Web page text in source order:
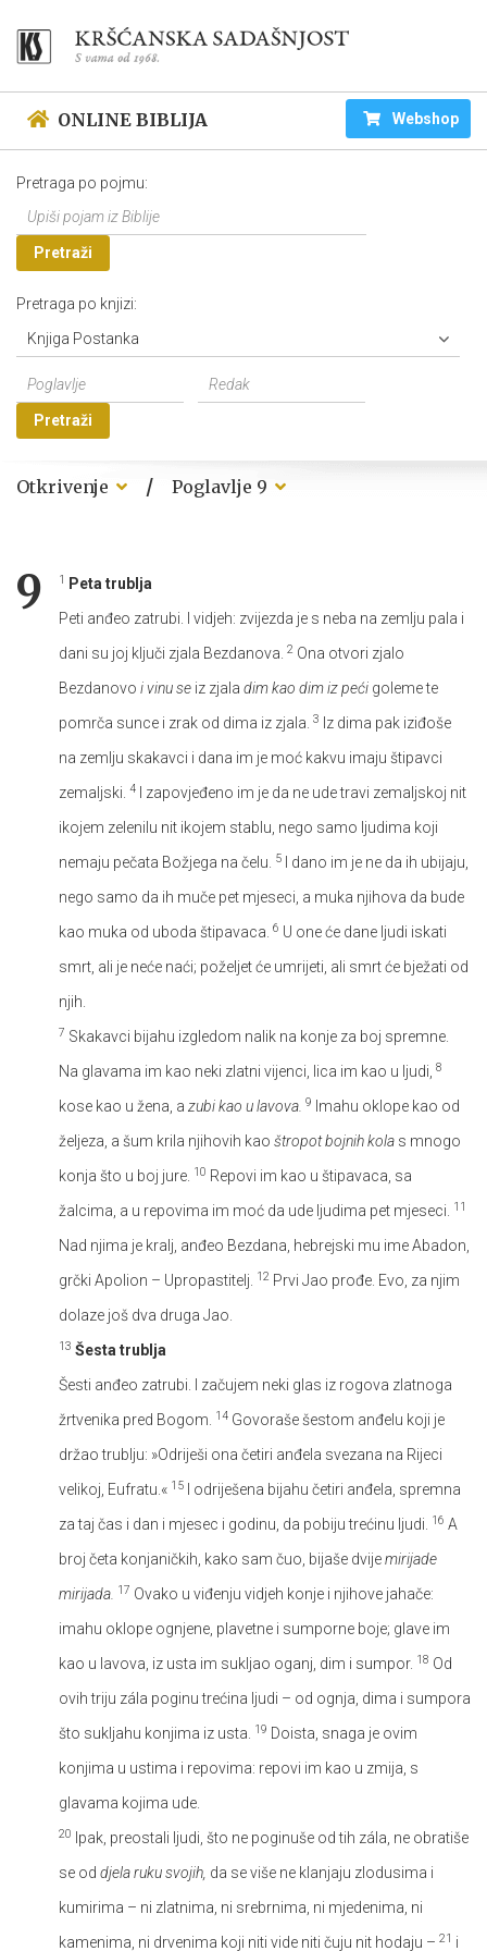
ONLINE BIBLIJA Webshop
Pretraga po pojmu:
Pretraži
Pretraga po knjizi:
Knjiga Postanka
Pretraži
Otkrivenje / Poglavlje 9
9 1
Peta trublja
Peti anđeo zatrubi. I vidjeh: zvijezda je s neba na zemlju pala i
dani su joj ključi zjala Bezdanova. 2 Ona otvori zjalo
Bezdanovo i vinu se iz zjala dim kao dim iz peći goleme te
pomrča sunce i zrak od dima iz zjala. 3
Iz dima pak iziđoše
na zemlju skakavci i dana im je moć kakvu imaju štipavci
zemaljski. 4
I zapovjeđeno im je da ne ude travi zemaljskoj nit
ikojem zelenilu nit ikojem stablu, nego samo ljudima koji
nemaju pečata Božjega na čelu.
5
I dano im je ne da ih ubijaju,
nego samo da ih muče pet mjeseci, a muka njihova da bude
kao muka od uboda štipavaca. 6 U one će dane ljudi iskati
smrt, ali je neće naći; poželjet će umrijeti, ali smrt će bježati od
njih.
7 Skakavci bijahu izgledom nalik na konje za boj spremne.
Na glavama im kao neki zlatni vijenci, lica im kao u ljudi, 8
kose kao u žena, a zubi kao u lavova. 9
Imahu oklope kao od
željeza, a šum krila njihovih kao štropot bojnih kola s mnogo
konja što u boj jure. 10 Repovi im kao u štipavaca, sa
žalcima, a u repovima im moć da ude ljudima pet mjeseci.
11
Nad njima je kralj, anđeo Bezdana, hebrejski mu ime Abadon,
grčki Apolion – Upropastitelj.
12 Prvi Jao prođe. Evo, za njim
dolaze još dva druga Jao.
13 Šesta trublja
Šesti anđeo zatrubi. I začujem neki glas iz rogova zlatnoga
žrtvenika pred Bogom.
14 Govoraše šestom anđelu koji je
držao trublju: »Odriješi ona četiri anđela svezana na Rijeci
velikoj, Eufratu.« 15
I odriješena bijahu četiri anđela, spremna
za taj čas i dan i mjesec i godinu, da pobiju trećinu ljudi.
16 A
broj četa konjaničkih, kako sam čuo, bijaše dvijemirijade
mirijada. 17 Ovako u viđenju vidjeh konje i njihove jahače:
imahu oklope ognjene, plavetne i sumporne boje; glave im
kao u lavova, iz usta im sukljao oganj, dim i sumpor. 18 Od
ovih triju zála poginu trećina ljudi – od ognja, dima i sumpora
što sukljahu konjima iz usta.
19 Doista, snaga je ovim
konjima u ustima i repovima: repovi im kao u zmija, s
glavama kojima ude.
20
Ipak, preostali ljudi, što ne poginuše od tih zála, ne obratiše
se od djela ruku svojih, da se više ne klanjaju zlodusima i
kumirima – ni zlatnima, ni srebrnima, ni mjedenima, ni
kamenima, ni drvenima koji niti vide niti čuju nit hodaju – 21 i